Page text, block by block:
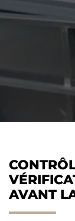
AGILIS
AVANT